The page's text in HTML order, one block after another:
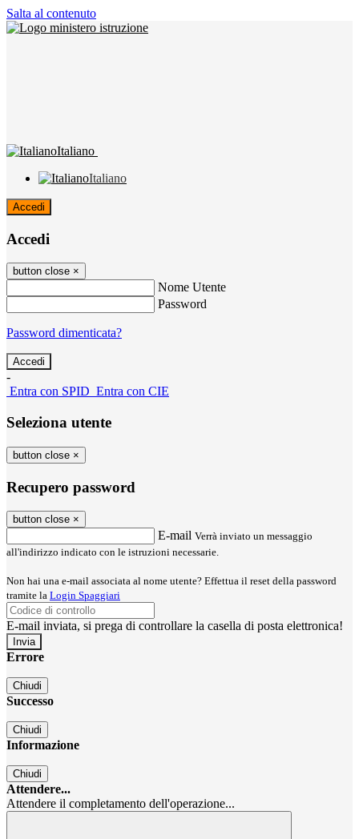
Salta al contenuto
Italiano
Italiano
Accedi
Accedi
button close ×
Nome Utente
Password
Password dimenticata?
-
Entra con SPID Entra con CIE
Seleziona utente
button close ×
Recupero password
button close ×
E-mail Verrà inviato un messaggio
all'indirizzo indicato con le istruzioni necessarie.
Non hai una e-mail associata al nome utente? Effettua il reset della password
tramite la Login Spaggiari
E-mail inviata, si prega di controllare la casella di posta elettronica!
Errore
Chiudi
Successo
Chiudi
Informazione
Chiudi
Attendere...
Attendere il completamento dell'operazione...